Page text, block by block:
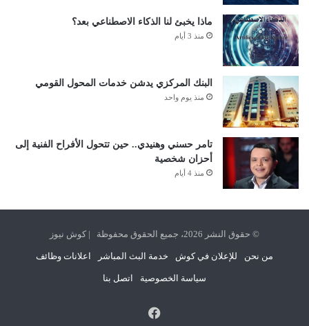
ماذا يخبئ لنا الذكاء الاصطناعي بعد؟
منذ 3 أيام
البنك المركزي يدشن خدمات المحول القومي
منذ يوم واحد
تامر حسني وهنيدي.. حين تتحول الأفراح الفنية إلى
أحزان شخصية
منذ 4 أيام
© حقوق النشر 2026، جميع الحقوق محفوظة | كوش نيوز
من نحن للإعلان في كوش خدمة البث المباشر اعلانات وظائف
سياسة الخصوصية اتصل بنا